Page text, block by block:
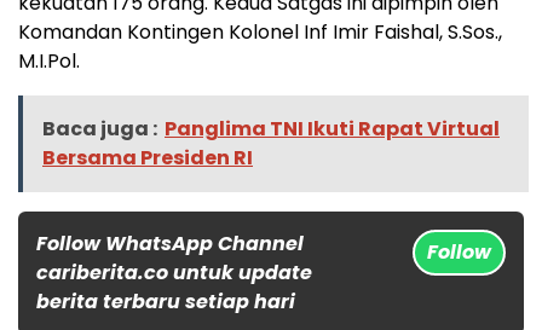
Komandan Kontingen Kolonel Inf Imir Faishal, S.Sos.,
M.I.Pol.
Baca juga : Panglima TNI Ikuti Rapat Virtual
Bersama Presiden RI
Follow WhatsApp Channel
cariberita.co untuk update
berita terbaru setiap hari
Follow